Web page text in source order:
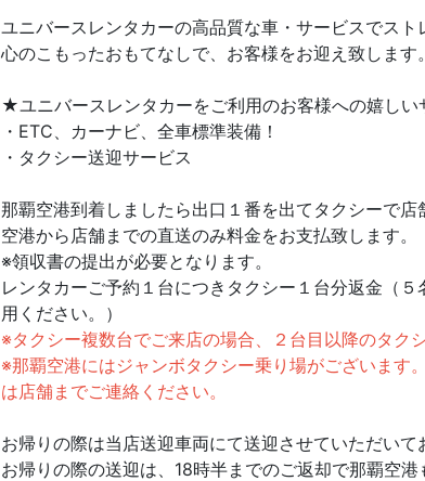
ユニバースレンタカーの高品質な車・サービスでス
心のこもったおもてなしで、お客様をお迎え致します
★ユニバースレンタカーをご利用のお客様への嬉しい
・ETC、カーナビ、全車標準装備！
・タクシー送迎サービス
那覇空港到着しましたら出口１番を出てタクシーで
空港から店舗までの直送のみ料金をお支払致します。
※領収書の提出が必要となります。
レンタカーご予約１台につきタクシー１台分返金（
用ください。）
※タクシー複数台でご来店の場合、２台目以降のタク
※那覇空港にはジャンボタクシー乗り場がございます
は店舗までご連絡ください。
お帰りの際は当店送迎車両にて送迎させていただいて
お帰りの際の送迎は、18時半までのご返却で那覇空